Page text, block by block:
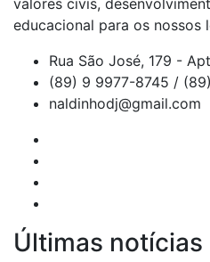
educacional para os nossos
Rua São José, 179 -
(89) 9 9977-8745 /
naldinhodj@gmail.com
Últimas notícias